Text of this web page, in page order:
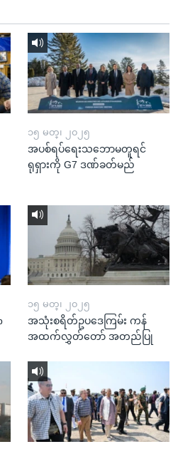
၁၅ မတ္၊ ၂၀၂၅
အပစ်ရပ်ရေးသဘောမတူရင်
ရုရှားကို G7 ဒဏ်ခတ်မည်
၁၅ မတ္၊ ၂၀၂၅
အသုံးစရိတ်ဥပဒေကြမ်း ကန်
အထက်လွှတ်တော် အတည်ပြု